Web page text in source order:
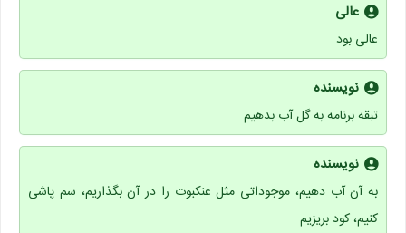
عالی
عالی بود
نویسنده
تبقه برنامه به گل آب بدهیم
نویسنده
به آن آب دهیم، موجوداتی مثل عنکبوت را در آن بگذاریم، سم پاشی
کنیم، کود بریزیم